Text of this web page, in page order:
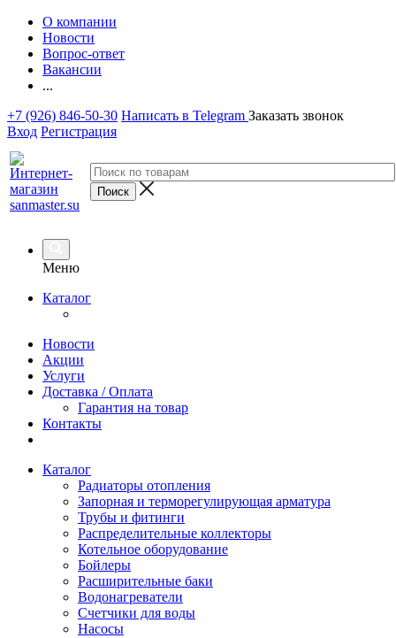
О компании
Новости
Вопрос-ответ
Вакансии
...
+7 (926) 846-50-30 Написать в Telegram Заказать звонок
Вход Регистрация
Меню
Каталог
Новости
Акции
Услуги
Доставка / Оплата
Гарантия на товар
Контакты
Каталог
Радиаторы отопления
Запорная и терморегулирующая арматура
Трубы и фитинги
Распределительные коллекторы
Котельное оборудование
Бойлеры
Расширительные баки
Водонагреватели
Счетчики для воды
Насосы